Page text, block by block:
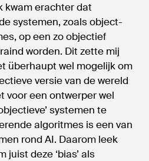
kwam erachter dat
systemen, zoals object-
op een zo objectief
worden. Dit zette mij
überhaupt wel mogelijk om
versie van de wereld
voor een ontwerper wel
systemen te
algoritmes is een van
rond AI. Daarom leek
juist deze ‘bias’ als